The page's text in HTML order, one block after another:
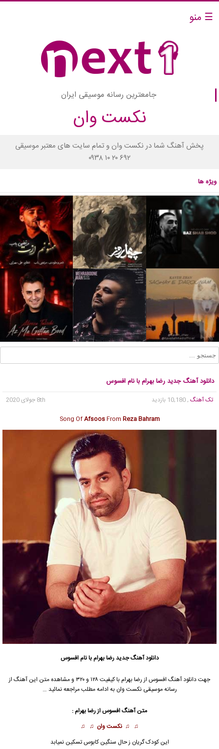
☰ منو
جامعترین رسانه موسیقی ایران
نکست وان
پخش آهنگ شما در نکست وان و تمام سایت های معتبر موسیقی
۰۹۳۸ ۱۰ ۲۰ ۶۹۲
ویژه ها
دانلود آهنگ جدید رضا بهرام با نام افسوس
تک آهنگ , 10,180 بازدید
8th جولای 2020
Song OfAfsoosFrom Reza Bahram
دانلود آهنگ جدیدرضا بهرامبا نام افسوس
جهت دانلود آهنگ افسوس از رضا بهرام
با کیفیت ۱۲۸ و ۳۲۰ و مشاهده متن این آهنگ از
رسانه موسیقی نکست وان به ادامه مطلب مراجعه نمائید …
متن آهنگافسوسازرضا بهرام:
♫ ♫ نکست وان ♫ ♫
این کودک گریان ز حال سنگین کابوس تسکین نمیابد